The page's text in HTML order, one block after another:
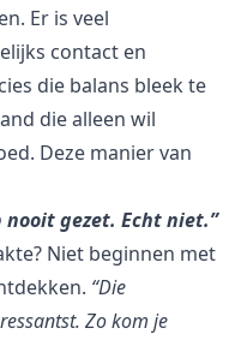
Er is veel
contact en
die balans bleek te
die alleen wil
Deze manier van
nooit gezet. Echt niet.”
Niet beginnen met
“Die
Zo kom je